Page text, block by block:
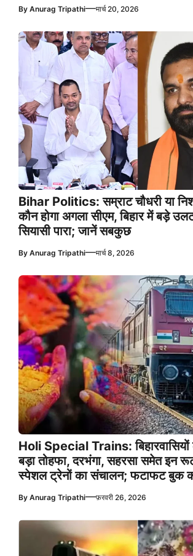
By Anurag Tripathi—मार्च 20, 2026
Bihar Politics: सम्राट चौधरी या
कौन होगा अगला सीएम, बिहार में बड़े
सियासी पारा; जानें सबकुछ
By Anurag Tripathi—मार्च 8, 2026
Holi Special Trains: बिहारवासियों
बड़ा तोहफा, दरभंगा, सहरसा समेत इन
स्पेशल ट्रेनों का संचालन; फटाफट बुक
By Anurag Tripathi—फ़रवरी 26, 2026